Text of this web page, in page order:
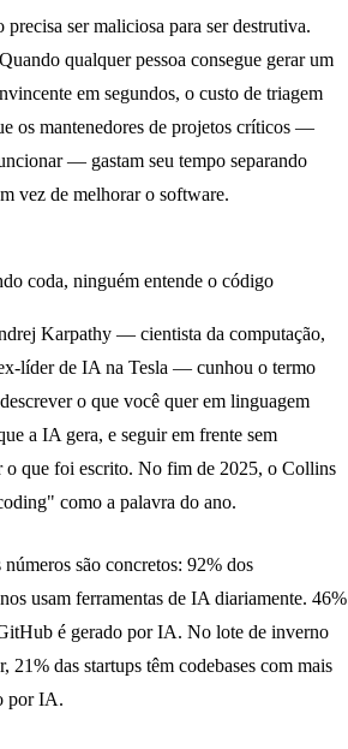
precisa ser maliciosa para ser destrutiva.
qualquer pessoa consegue gerar um
em segundos, o custo de triagem
os mantenedores de projetos críticos —
— gastam seu tempo separando
vez de melhorar o software.
coda, ninguém entende o código
Karpathy — cientista da computação,
líder de IA na Tesla — cunhou o termo
o que você quer em linguagem
a IA gera, e seguir em frente sem
o que foi escrito. No fim de 2025, o Collins
como a palavra do ano.
são concretos: 92% dos
usam ferramentas de IA diariamente. 46%
é gerado por IA. No lote de inverno
21% das startups têm codebases com mais
por IA.